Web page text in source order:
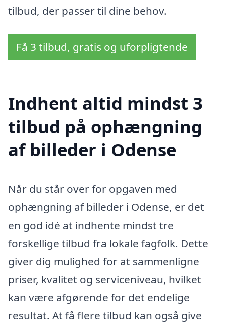
tilbud, der passer til dine behov.
Få 3 tilbud, gratis og uforpligtende
Indhent altid mindst 3
tilbud på ophængning
af billeder i Odense
Når du står over for opgaven med
ophængning af billeder i Odense, er det
en god idé at indhente mindst tre
forskellige tilbud fra lokale fagfolk. Dette
giver dig mulighed for at sammenligne
priser, kvalitet og serviceniveau, hvilket
kan være afgørende for det endelige
resultat. At få flere tilbud kan også give